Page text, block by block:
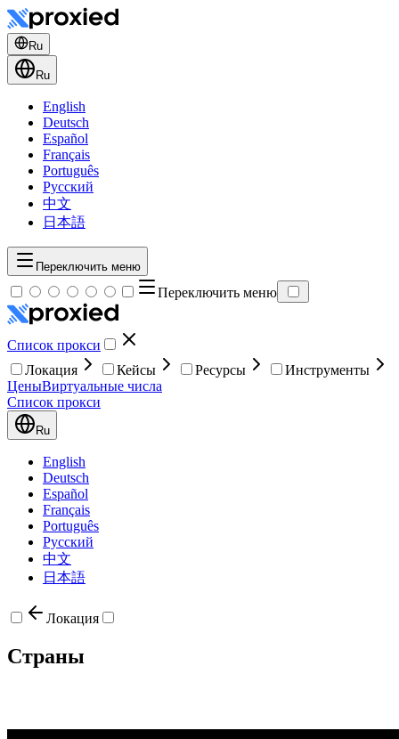
Ru
Ru
English
Deutsch
Español
Français
Português
Русский
中文
日本語
Переключить меню
Переключить меню
Список прокси
Локация
Кейсы Ресурсы
Инструменты
ЦеныВиртуальные числа
Список прокси
Ru
English
Deutsch
Español
Français
Português
Русский
中文
日本語
Локация
Страны